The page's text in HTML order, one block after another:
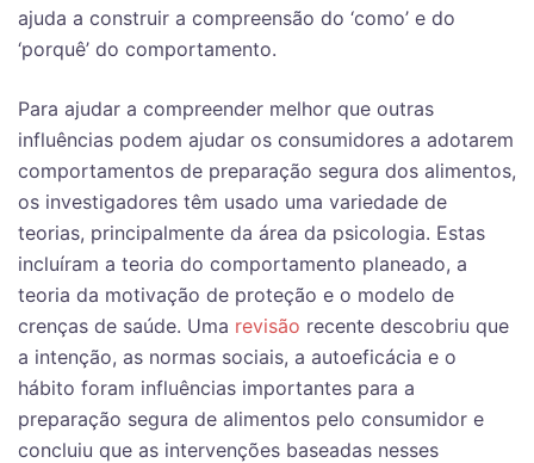
ajuda a construir a compreensão do ‘como’ e do
‘porquê’ do comportamento.
Para ajudar a compreender melhor que outras
influências podem ajudar os consumidores a adotarem
comportamentos de preparação segura dos alimentos,
os investigadores têm usado uma variedade de
teorias, principalmente da área da psicologia. Estas
incluíram a teoria do comportamento planeado, a
teoria da motivação de proteção e o modelo de
crenças de saúde. Uma revisão recente descobriu que
a intenção, as normas sociais, a autoeficácia e o
hábito foram influências importantes para a
preparação segura de alimentos pelo consumidor e
concluiu que as intervenções baseadas nesses